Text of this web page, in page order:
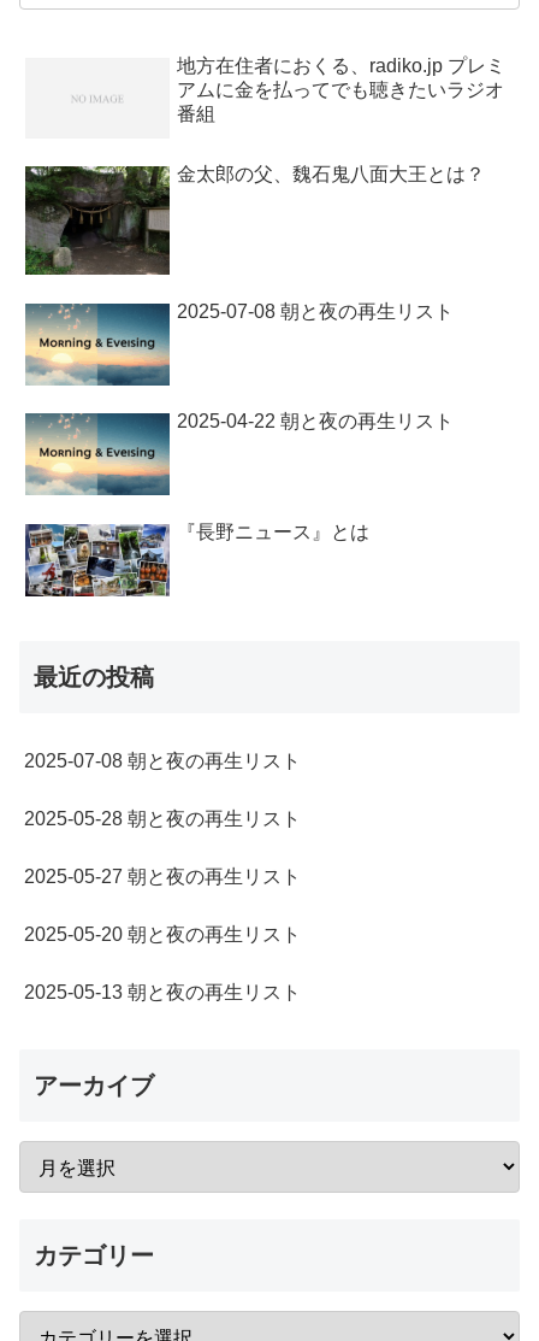
地方在住者におくる、radiko.jp プレミ
アムに金を払ってでも聴きたいラジオ
番組
金太郎の父、魏石鬼八面大王とは？
2025-07-08 朝と夜の再生リスト
2025-04-22 朝と夜の再生リスト
『長野ニュース』とは
最近の投稿
2025-07-08 朝と夜の再生リスト
2025-05-28 朝と夜の再生リスト
2025-05-27 朝と夜の再生リスト
2025-05-20 朝と夜の再生リスト
2025-05-13 朝と夜の再生リスト
アーカイブ
カテゴリー